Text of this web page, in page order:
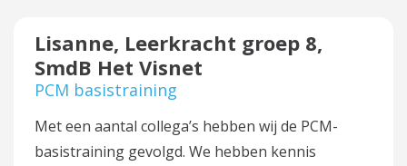
Lisanne, Leerkracht groep 8,
SmdB Het Visnet
PCM basistraining
Met een aantal collega’s hebben wij de PCM-
basistraining gevolgd. We hebben kennis